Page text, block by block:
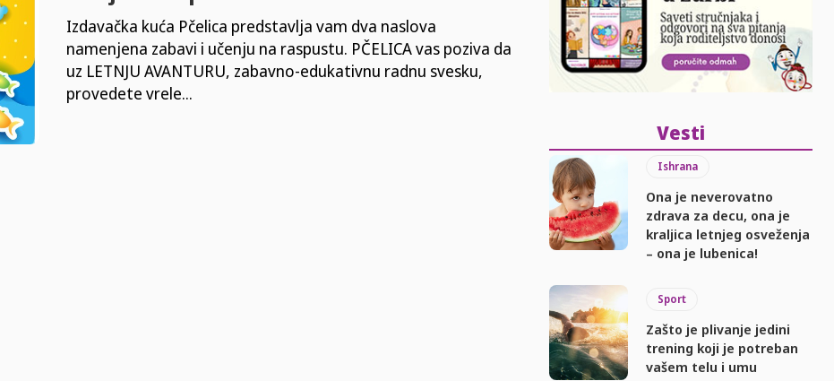
Izdavačka kuća Pčelica predstavlja vam dva naslova
namenjena zabavi i učenju na raspustu. PČELICA vas poziva da
uz LETNJU AVANTURU, zabavno-edukativnu radnu svesku,
provedete vrele...
Vesti
Ishrana
Ona je neverovatno
zdrava za decu, ona je
kraljica letnjeg osveženja
– ona je lubenica!
Sport
Zašto je plivanje jedini
trening koji je potreban
vašem telu i umu